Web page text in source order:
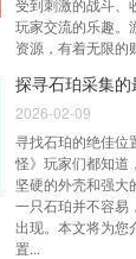
受到刺激的战斗、
玩家交流的乐趣。
资源，有着无限的
2026-02-09
寻找石珀的绝佳位
怪》玩家们都知道
坚硬的外壳和强大
一只石珀并不容易
出现。本文将为您
置...